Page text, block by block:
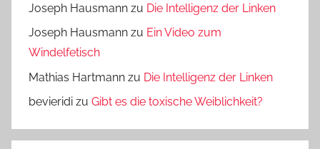
Joseph Hausmann zu Die Intelligenz der Linken
Joseph Hausmann zu Ein Video zum
Windelfetisch
Mathias Hartmann zu Die Intelligenz der Linken
bevieridi zu Gibt es die toxische Weiblichkeit?